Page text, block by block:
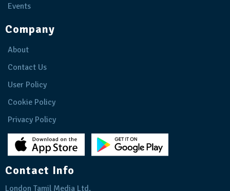
Events
Company
About
Contact Us
User Policy
Cookie Policy
Privacy Policy
Contact Info
London Tamil Media Ltd.